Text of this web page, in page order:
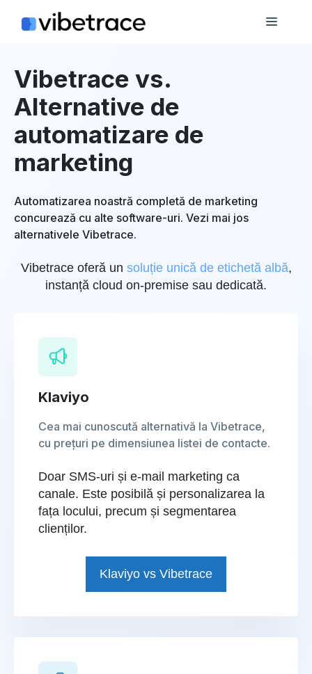
Vibetrace vs.
Alternative de
automatizare de
marketing
Automatizarea noastră completă de marketing
concurează cu alte software-uri. Vezi mai jos
alternativele Vibetrace.
Vibetrace oferă un soluție unică de etichetă albă,
instanță cloud on-premise sau dedicată.
Klaviyo
Cea mai cunoscută alternativă la Vibetrace,
cu prețuri pe dimensiunea listei de contacte.
Doar SMS-uri și e-mail marketing ca
canale. Este posibilă și personalizarea la
fața locului, precum și segmentarea
clienților.
Klaviyo vs Vibetrace